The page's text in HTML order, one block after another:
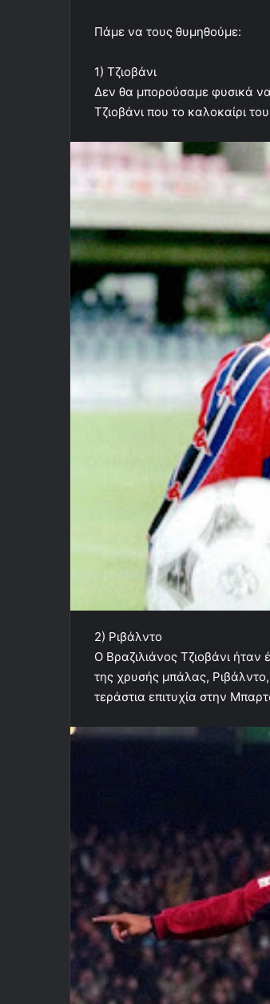
Πάμε να τους θυμηθούμε:
1) Τζιοβάνι
Δεν θα μπορούσαμε φυσικά
Τζιοβάνι που το καλοκαίρι
2) Ριβάλντο
Ο Βραζιλιάνος Τζιοβάνι
της χρυσής μπάλας,
τεράστια επιτυχία στην